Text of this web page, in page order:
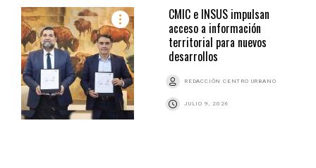
CMIC e INSUS impulsan
acceso a información
territorial para nuevos
desarrollos
REDACCIÓN CENTRO URBANO
JULIO 9, 2026